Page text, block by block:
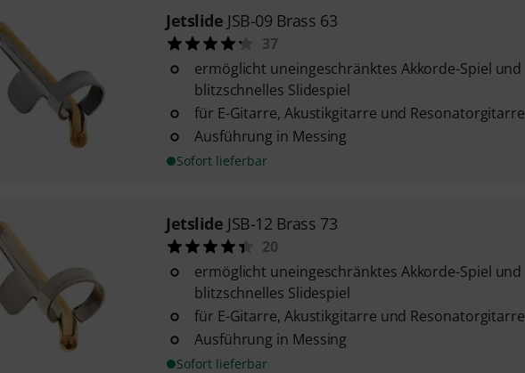
Jetslide JSB-09 Brass 63
37
ermöglicht uneingeschränktes Akkorde-Spiel und
blitzschnelles Slidespiel
für E-Gitarre, Akustikgitarre und Resonatorgitarre
Ausführung in Messing
Sofort lieferbar
Jetslide JSB-12 Brass 73
20
ermöglicht uneingeschränktes Akkorde-Spiel und
blitzschnelles Slidespiel
für E-Gitarre, Akustikgitarre und Resonatorgitarre
Ausführung in Messing
Sofort lieferbar